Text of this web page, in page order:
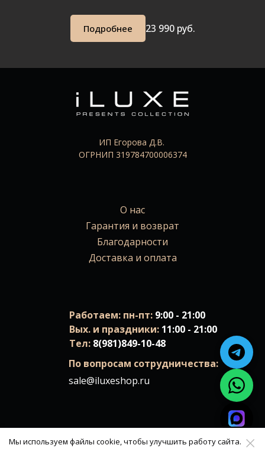
Подробнее 23 990 руб.
ИП Егорова Д.В.
ОГРНИП 319784700006374
О нас
Гарантия и возврат
Благодарности
Доставка и оплата
Работаем: пн-пт: 9:00 - 21:00
Вых. и праздники: 11:00 - 21:00
Тел: 8(981)849-10-48
По вопросам сотрудничества:
sale@iluxeshop.ru
Мы используем файлы cookie, чтобы улучшить работу сайта.